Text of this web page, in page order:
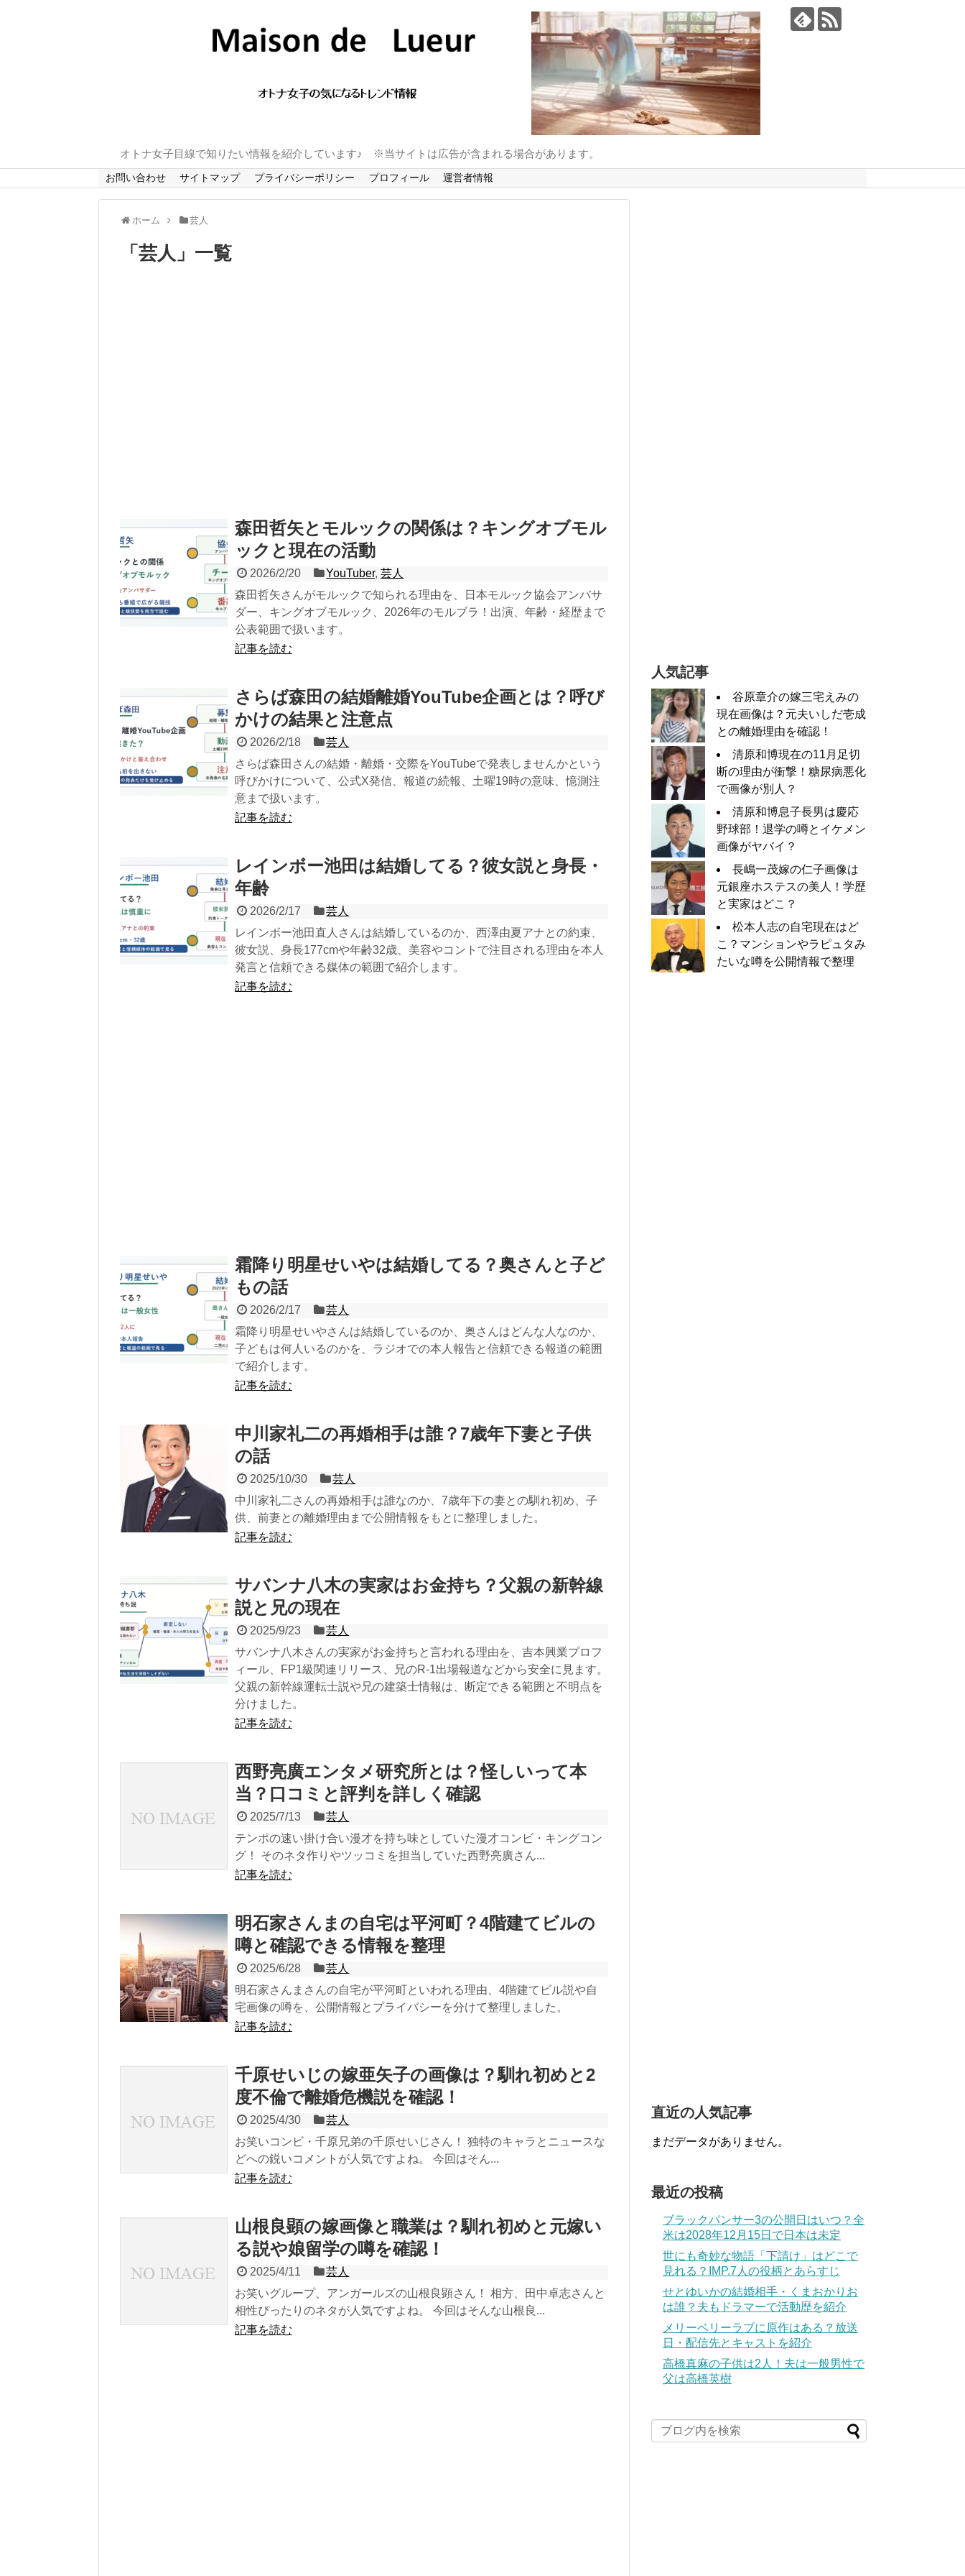
オトナ女子目線で知りたい情報を紹介しています♪ ※当サイトは広告が含まれる場合があります。
お問い合わせ サイトマップ プライバシーポリシー プロフィール 運営者情報
ホーム 芸人
「 芸人 」 一覧
森田哲矢とモルックの関係は？キングオブモル
ックと現在の活動
2026/2/20 YouTuber,芸人
森田哲矢さんがモルックで知られる理由を、日本モルック協会アンバサ
ダー、キングオブモルック、2026年のモルブラ！出演、年齢・経歴まで
公表範囲で扱います。
記事を読む
さらば森田の結婚離婚YouTube企画とは？呼び
かけの結果と注意点
2026/2/18
芸人
さらば森田さんの結婚・離婚・交際をYouTubeで発表しませんかという
呼びかけについて、公式X発信、報道の続報、土曜19時の意味、憶測注
意まで扱います。
記事を読む
レインボー池田は結婚してる？彼女説と身長・
年齢
2026/2/17
芸人
レインボー池田直人さんは結婚しているのか、西澤由夏アナとの約束、
彼女説、身長177cmや年齢32歳、美容やコントで注目される理由を本人
発言と信頼できる媒体の範囲で紹介します。
記事を読む
霜降り明星せいやは結婚してる？奥さんと子ど
もの話
2026/2/17
芸人
霜降り明星せいやさんは結婚しているのか、奥さんはどんな人なのか、
子どもは何人いるのかを、ラジオでの本人報告と信頼できる報道の範囲
で紹介します。
記事を読む
中川家礼二の再婚相手は誰？7歳年下妻と子供
の話
2025/10/30
芸人
中川家礼二さんの再婚相手は誰なのか、7歳年下の妻との馴れ初め、子
供、前妻との離婚理由まで公開情報をもとに整理しました。
記事を読む
サバンナ八木の実家はお金持ち？父親の新幹線
説と兄の現在
2025/9/23
芸人
サバンナ八木さんの実家がお金持ちと言われる理由を、吉本興業プロフ
ィール、FP1級関連リリース、兄のR-1出場報道などから安全に見ます。
父親の新幹線運転士説や兄の建築士情報は、断定できる範囲と不明点を
分けました。
記事を読む
西野亮廣エンタメ研究所とは？怪しいって本
当？口コミと評判を詳しく確認
2025/7/13
芸人
テンポの速い掛け合い漫才を持ち味としていた漫才コンビ・キングコン
グ！ そのネタ作りやツッコミを担当していた西野亮廣さん...
記事を読む
明石家さんまの自宅は平河町？4階建てビルの
噂と確認できる情報を整理
2025/6/28
芸人
明石家さんまさんの自宅が平河町といわれる理由、4階建てビル説や自
宅画像の噂を、公開情報とプライバシーを分けて整理しました。
記事を読む
千原せいじの嫁亜矢子の画像は？馴れ初めと2
度不倫で離婚危機説を確認！
2025/4/30
芸人
お笑いコンビ・千原兄弟の千原せいじさん！ 独特のキャラとニュースな
どへの鋭いコメントが人気ですよね。 今回はそん...
記事を読む
山根良顕の嫁画像と職業は？馴れ初めと元嫁い
る説や娘留学の噂を確認！
2025/4/11
芸人
お笑いグループ、アンガールズの山根良顕さん！ 相方、田中卓志さんと
相性ぴったりのネタが人気ですよね。 今回はそんな山根良...
記事を読む
人気記事
谷原章介の嫁三宅えみの
現在画像は？元夫いしだ壱成
との離婚理由を確認！
清原和博現在の11月足切
断の理由が衝撃！糖尿病悪化
で画像が別人？
清原和博息子長男は慶応
野球部！退学の噂とイケメン
画像がヤバイ？
長嶋一茂嫁の仁子画像は
元銀座ホステスの美人！学歴
と実家はどこ？
松本人志の自宅現在はど
こ？マンションやラピュタみ
たいな噂を公開情報で整理
直近の人気記事
まだデータがありません。
最近の投稿
ブラックパンサー3の公開日はいつ？全
米は2028年12月15日で日本は未定
世にも奇妙な物語「下請け」はどこで
見れる？IMP.7人の役柄とあらすじ
せとゆいかの結婚相手・くまおかりお
は誰？夫もドラマーで活動歴を紹介
メリーベリーラブに原作はある？放送
日・配信先とキャストを紹介
高橋真麻の子供は2人！夫は一般男性で
父は高橋英樹